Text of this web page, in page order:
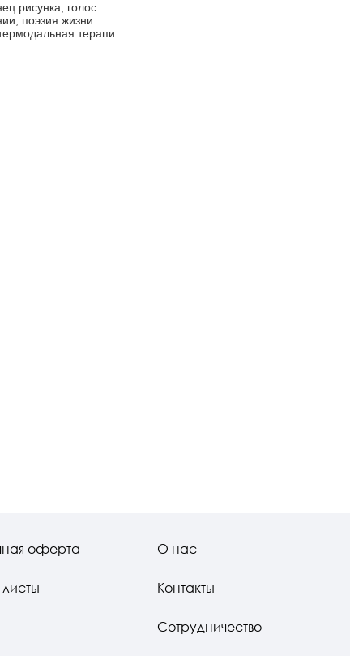
рисунка, голос
поэзия жизни:
терапия
оферта О нас
Контакты
Сотрудничество